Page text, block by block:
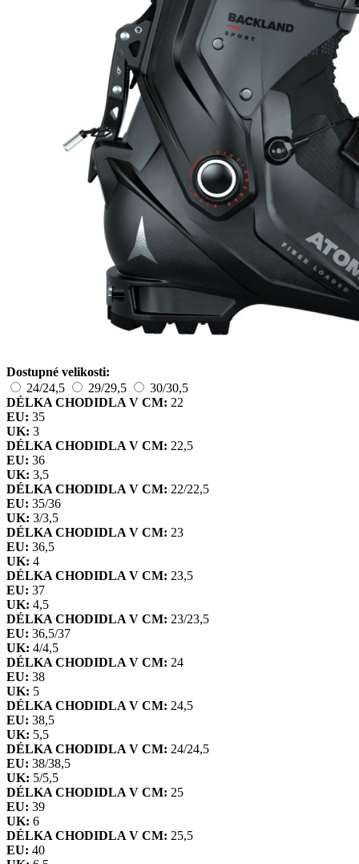
Dostupné velikosti:
24/24,5
29/29,5
30/30,5
DÉLKA CHODIDLA V CM: 22
EU: 35
UK: 3
DÉLKA CHODIDLA V CM: 22,5
EU: 36
UK: 3,5
DÉLKA CHODIDLA V CM: 22/22,5
EU: 35/36
UK: 3/3,5
DÉLKA CHODIDLA V CM: 23
EU: 36,5
UK: 4
DÉLKA CHODIDLA V CM: 23,5
EU: 37
UK: 4,5
DÉLKA CHODIDLA V CM: 23/23,5
EU: 36,5/37
UK: 4/4,5
DÉLKA CHODIDLA V CM: 24
EU: 38
UK: 5
DÉLKA CHODIDLA V CM: 24,5
EU: 38,5
UK: 5,5
DÉLKA CHODIDLA V CM: 24/24,5
EU: 38/38,5
UK: 5/5,5
DÉLKA CHODIDLA V CM: 25
EU: 39
UK: 6
DÉLKA CHODIDLA V CM: 25,5
EU: 40